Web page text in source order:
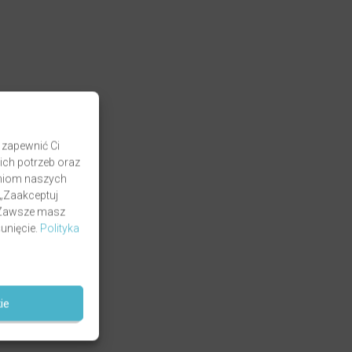
Ci
potrzeb oraz
naszych
masz
Polityka